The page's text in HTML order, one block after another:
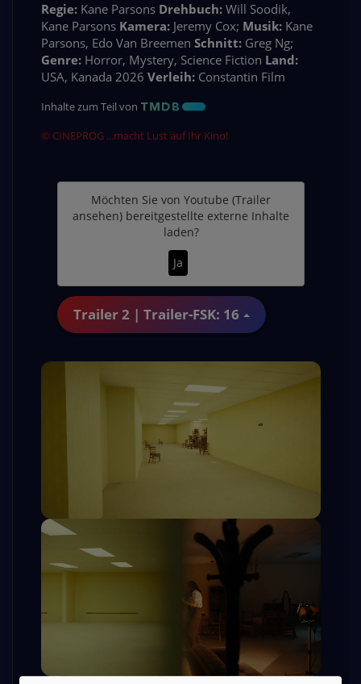
Regie: Kane Parsons Drehbuch: Will Soodik,
Kane Parsons Kamera: Jeremy Cox; Musik: Kane
Parsons, Edo Van Breemen Schnitt: Greg Ng;
Genre: Horror, Mystery, Science Fiction Land:
USA, Kanada 2026 Verleih: Constantin Film
Inhalte zum Teil von
© CINEPROG ...macht Lust auf Ihr Kino!
Möchten Sie von Youtube (Trailer
ansehen) bereitgestellte externe Inhalte
laden?
Ja
Trailer 2 | Trailer-FSK: 16